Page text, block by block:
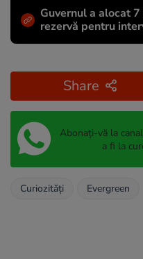
Guvernul a alocat
rezervă pentru
Share
Abonați-vă la
a fi la
Curiozități Evergreen